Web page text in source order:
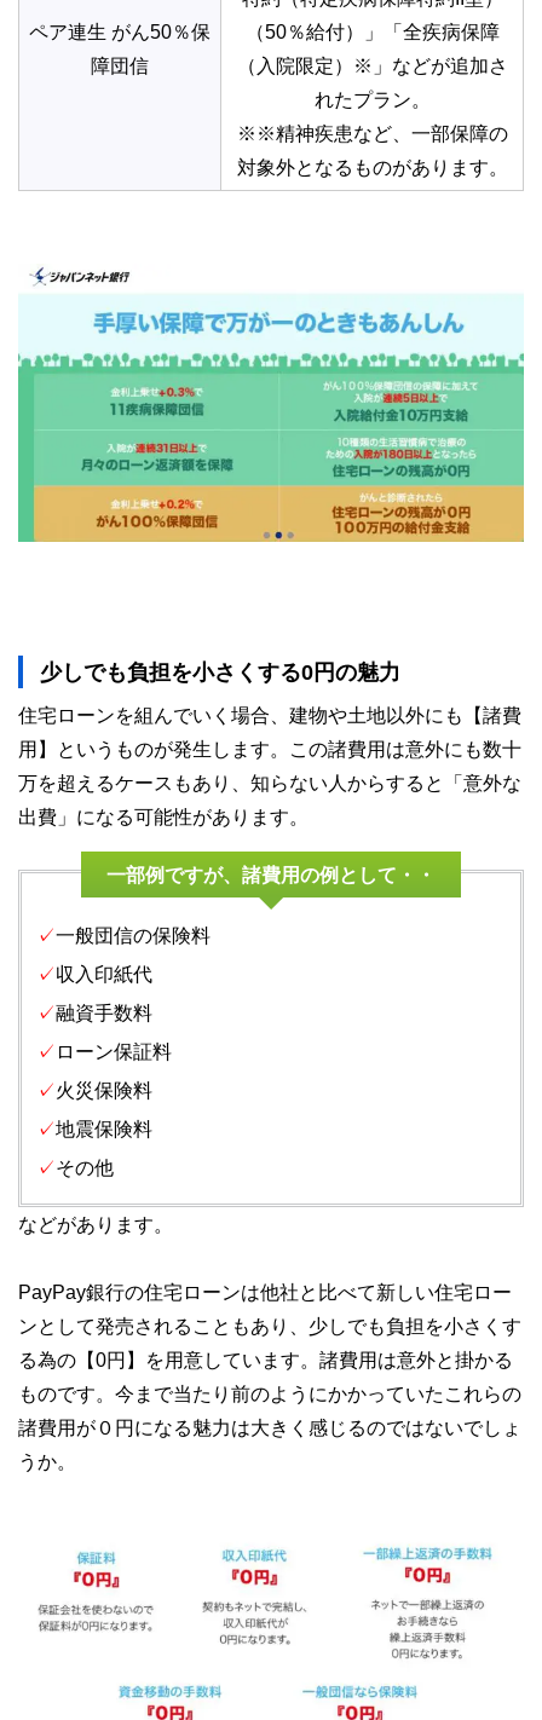
ペア連生 がん50％保
障団信
（50％給付）」「全疾病保障
（入院限定）※」などが追加さ
れたプラン。
※※精神疾患など、一部保障の
対象外となるものがあります。
少しでも負担を小さくする0円の魅力
住宅ローンを組んでいく場合、建物や土地以外にも【諸費
用】というものが発生します。この諸費用は意外にも数十
万を超えるケースもあり、知らない人からすると「意外な
出費」になる可能性があります。
一部例ですが、諸費用の例として・・
✓一般団信の保険料
✓収入印紙代
✓融資手数料
✓ ローン保証料
✓火災保険料
✓地震保険料
✓その他
などがあります。
PayPay銀行の住宅ローンは他社と比べて新しい住宅ロー
ンとして発売されることもあり、少しでも負担を小さくす
る為の【0円】を用意しています。諸費用は意外と掛かる
ものです。今まで当たり前のようにかかっていたこれらの
諸費用が０円になる魅力は大きく感じるのではないでしょ
うか。